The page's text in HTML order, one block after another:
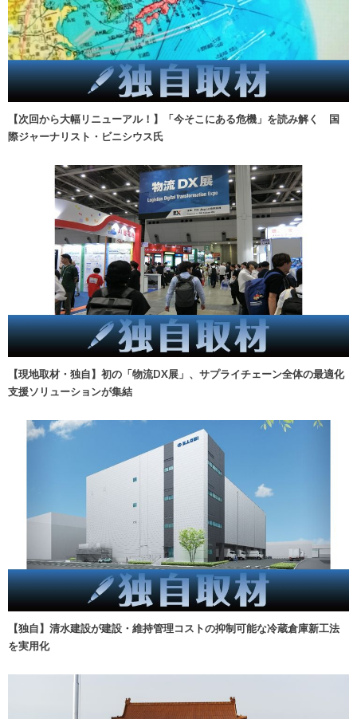
【次回から大幅リニューアル！】「今そこにある危機」を読み解く 国
際ジャーナリスト・ビニシウス氏
【現地取材・独自】初の「物流DX展」、サプライチェーン全体の最適化
支援ソリューションが集結
【独自】清水建設が建設・維持管理コストの抑制可能な冷蔵倉庫新工法
を実用化